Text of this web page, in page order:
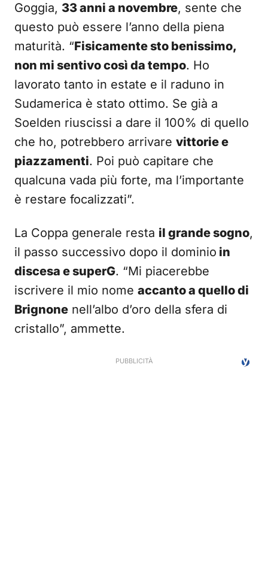
Goggia, 33 anni a novembre, sente che
questo può essere l’anno della piena
maturità. “Fisicamente sto benissimo,
non mi sentivo così da tempo. Ho
lavorato tanto in estate e il raduno in
Sudamerica è stato ottimo. Se già a
Soelden riuscissi a dare il 100% di quello
che ho, potrebbero arrivare vittorie e
piazzamenti. Poi può capitare che
qualcuna vada più forte, ma l’importante
è restare focalizzati”.
La Coppa generale resta il grande sogno,
il passo successivo dopo il dominio in
discesa e superG. “Mi piacerebbe
iscrivere il mio nome accanto a quello di
Brignone nell’albo d’oro della sfera di
cristallo”, ammette.